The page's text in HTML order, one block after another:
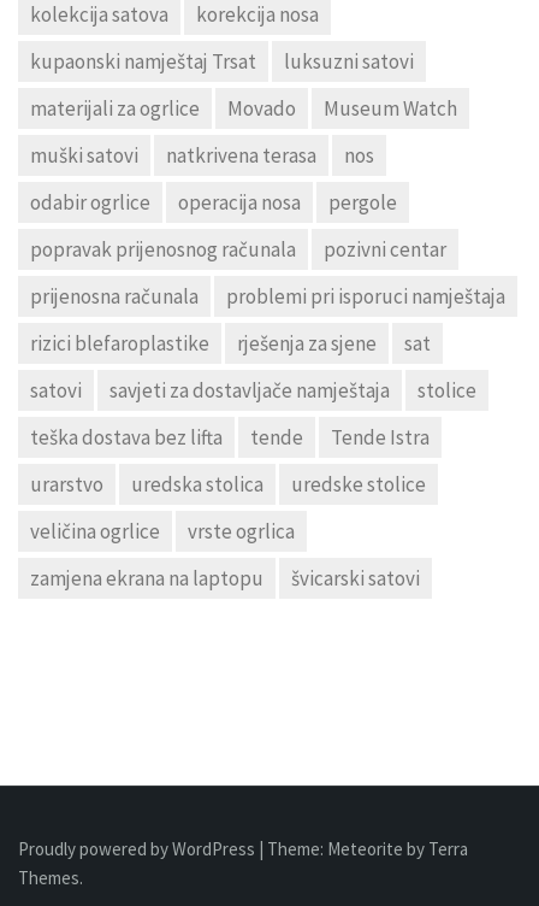
kolekcija satova
korekcija nosa
kupaonski namještaj Trsat
luksuzni satovi
materijali za ogrlice
Movado
Museum Watch
muški satovi
natkrivena terasa
nos
odabir ogrlice
operacija nosa
pergole
popravak prijenosnog računala
pozivni centar
prijenosna računala
problemi pri isporuci namještaja
rizici blefaroplastike
rješenja za sjene
sat
satovi
savjeti za dostavljače namještaja
stolice
teška dostava bez lifta
tende
Tende Istra
urarstvo
uredska stolica
uredske stolice
veličina ogrlice
vrste ogrlica
zamjena ekrana na laptopu
švicarski satovi
Proudly powered by WordPress | Theme: Meteorite by Terra
Themes.